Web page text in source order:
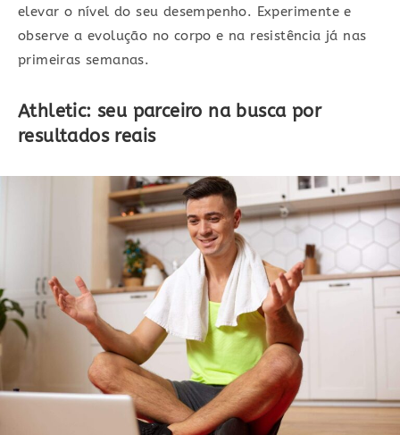
elevar o nível do seu desempenho. Experimente e
observe a evolução no corpo e na resistência já nas
primeiras semanas.
Athletic: seu parceiro na busca por
resultados reais